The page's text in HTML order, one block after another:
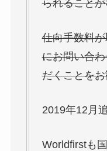
られること
仕向手数料
にお問い合
だくことを
2019年12月
Worldfirstも